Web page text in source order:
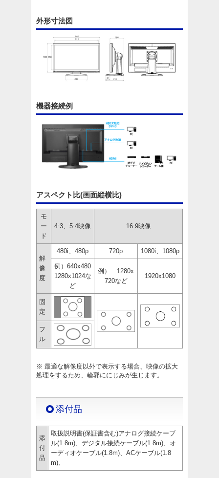
外形寸法図
機器接続例
アスペクト比(画面縦横比)
モ
ー
ド
4:3、5:4映像 16:9映像
解
像
度
480i、480p 720p 1080i、1080p
例）640x480
1280x1024な
ど
例） 1280x
720など
1920x1080
固
定
フ
ル
※ 最適な解像度以外で表示する場合、映像の拡大
処理をするため、輪郭ににじみが生じます。
添付品
添
付
品
取扱説明書(保証書含む)アナログ接続ケーブ
ル(1.8m)、デジタル接続ケーブル(1.8m)、オ
ーディオケーブル(1.8m)、ACケーブル(1.8
m)、